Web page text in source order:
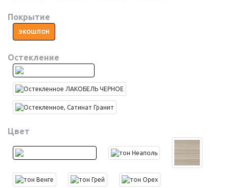
Покрытие
ЭКОШПОН
Остекление
Цвет